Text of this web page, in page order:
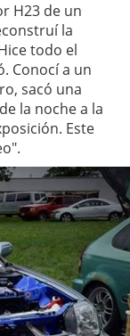
H23 de un
la
todo el
Conocí a un
sacó una
la noche a la
Este